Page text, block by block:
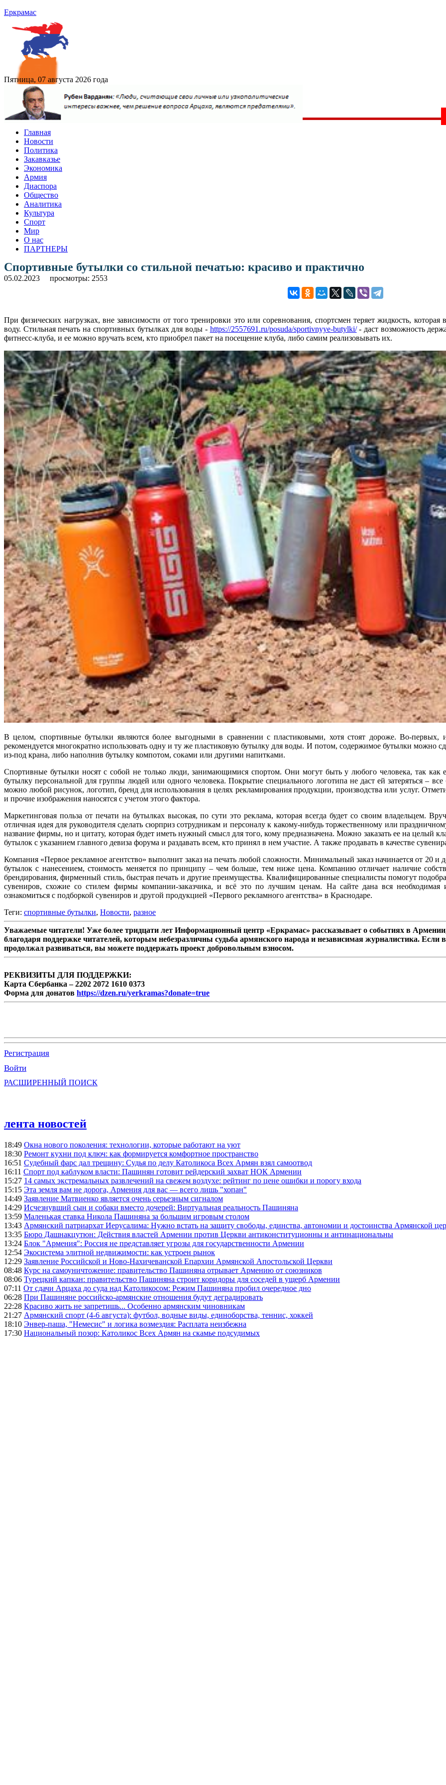
Еркрамас
Пятница, 07 августа 2026 года
Главная
Новости
Политика
Закавказье
Экономика
Армия
Диаспора
Общество
Аналитика
Культура
Спорт
Мир
О нас
ПАРТНЕРЫ
Спортивные бутылки со стильной печатью: красиво и практично
05.02.2023 просмотры: 2553
При физических нагрузках, вне зависимости от того тренировки это или соревнования, спортсмен теряет жидкость,
воду. Стильная печать на спортивных бутылках для воды - https://2557691.ru/posuda/sportivnyye-butylki/- даст возможность
фитнесс-клуба, и ее можно вручать всем, кто приобрел пакет на посещение клуба, либо самим реализовывать их.
В целом, спортивные бутылки являются более выгодными в сравнении с пластиковыми, хотя стоят дороже. Во-
рекомендуется многократно использовать одну и ту же пластиковую бутылку для воды. И потом, содержимое бутылки можно
из-под крана, либо наполнив бутылку компотом, соками или другими напитками.
Спортивные бутылки носят с собой не только люди, занимающимися спортом. Они могут быть у любого человека, так как
бутылку персональной для группы людей или одного человека. Покрытие специального логотипа не даст ей затеряться –
можно любой рисунок, логотип, бренд для использования в целях рекламирования продукции, производства или услуг.
и прочие изображения наносятся с учетом этого фактора.
Маркетинговая польза от печати на бутылках высокая, по сути это реклама, которая всегда будет со своим владельцем.
отличная идея для руководителя сделать сюрприз сотрудникам и персоналу к какому-нибудь торжественному или
название фирмы, но и цитату, которая будет иметь нужный смысл для того, кому предназначена. Можно заказать ее на целый
бутылок с указанием главного девиза форума и раздавать всем, кто принял в нем участие. А также продавать в качестве
Компания «Первое рекламное агентство» выполнит заказ на печать любой сложности. Минимальный заказ начинается от 20
бутылок с нанесением, стоимость меняется по принципу – чем больше, тем ниже цена. Компанию отличает наличие
брендирования, фирменный стиль, быстрая печать и другие преимущества. Квалифицированные специалисты помогут
сувениров, схожие со стилем фирмы компании-заказчика, и всё это по лучшим ценам. На сайте дана вся
ознакомиться с подборкой сувениров и другой продукцией «Первого рекламного агентства» в Краснодаре.
Теги: спортивные бутылки, Новости, разное
Уважаемые читатели! Уже более тридцати лет Информационный центр «Еркрамас» рассказывает о событиях в
благодаря поддержке читателей, которым небезразличны судьба армянского народа и независимая журналистика.
продолжал развиваться, вы можете поддержать проект добровольным взносом.
РЕКВИЗИТЫ ДЛЯ ПОДДЕРЖКИ:
Карта Сбербанка – 2202 2072 1610 0373
Форма для донатов https://dzen.ru/yerkramas?donate=true
Регистрация
Войти
РАСШИРЕННЫЙ ПОИСК
лента новостей
18:49 Окна нового поколения: технологии, которые работают на уют
18:30 Ремонт кухни под ключ: как формируется комфортное пространство
16:51 Судебный фарс дал трещину: Судья по делу Католикоса Всех Армян взял самоотвод
16:11 Спорт под каблуком власти: Пашинян готовит рейдерский захват НОК Армении
15:27 14 самых экстремальных развлечений на свежем воздухе: рейтинг по цене ошибки и порогу входа
15:15 Эта земля вам не дорога, Армения для вас — всего лишь "хопан"
14:49 Заявление Матвиенко является очень серьезным сигналом
14:29 Исчезнувший сын и собаки вместо дочерей: Виртуальная реальность Пашиняна
13:59 Маленькая ставка Никола Пашиняна за большим игровым столом
13:43 Армянский патриархат Иерусалима: Нужно встать на защиту свободы, единства, автономии и достоинства Армянской
13:35 Бюро Дашнакцутюн: Действия властей Армении против Церкви антиконституционны и антинациональны
13:24 Блок "Армения": Россия не представляет угрозы для государственности Армении
12:54 Экосистема элитной недвижимости: как устроен рынок
12:29 Заявление Российской и Ново-Нахичеванской Епархии Армянской Апостольской Церкви
08:48 Курс на самоуничтожение: правительство Пашиняна отрывает Армению от союзников
08:06 Турецкий капкан: правительство Пашиняна строит коридоры для соседей в ущерб Армении
07:11 От сдачи Арцаха до суда над Католикосом: Режим Пашиняна пробил очередное дно
06:28 При Пашиняне российско-армянские отношения будут деградировать
22:28 Красиво жить не запретишь... Особенно армянским чиновникам
21:27 Армянский спорт (4-6 августа): футбол, водные виды, единоборства, теннис, хоккей
18:10 Энвер-паша, "Немесис" и логика возмездия: Расплата неизбежна
17:30 Национальный позор: Католикос Всех Армян на скамье подсудимых